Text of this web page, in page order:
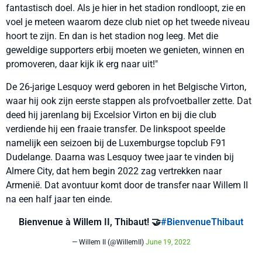
fantastisch doel. Als je hier in het stadion rondloopt, zie en
voel je meteen waarom deze club niet op het tweede niveau
hoort te zijn. En dan is het stadion nog leeg. Met die
geweldige supporters erbij moeten we genieten, winnen en
promoveren, daar kijk ik erg naar uit!"
De 26-jarige Lesquoy werd geboren in het Belgische Virton,
waar hij ook zijn eerste stappen als profvoetballer zette. Dat
deed hij jarenlang bij Excelsior Virton en bij die club
verdiende hij een fraaie transfer. De linkspoot speelde
namelijk een seizoen bij de Luxemburgse topclub F91
Dudelange. Daarna was Lesquoy twee jaar te vinden bij
Almere City, dat hem begin 2022 zag vertrekken naar
Armenië. Dat avontuur komt door de transfer naar Willem II
na een half jaar ten einde.
Bienvenue à Willem II, Thibaut! 🤝#BienvenueThibaut
— Willem II (@WillemII) June 19, 2022